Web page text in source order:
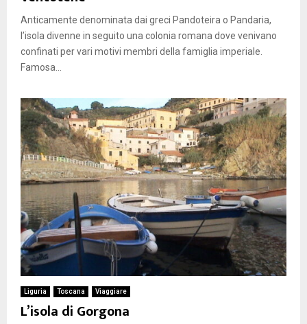
Anticamente denominata dai greci Pandoteira o Pandaria,
l’isola divenne in seguito una colonia romana dove venivano
confinati per vari motivi membri della famiglia imperiale.
Famosa...
Liguria Toscana Viaggiare
L’isola di Gorgona